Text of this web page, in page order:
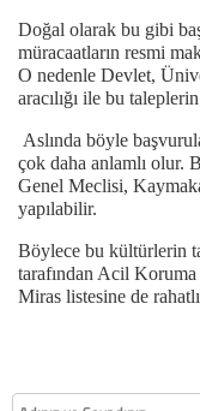
Doğal olarak bu gibi
müracaatların resmi
O nedenle Devlet,
aracılığı ile bu
Aslında böyle
çok daha anlamlı olur.
Genel Meclisi,
yapılabilir.
Böylece bu kültürlerin
tarafından Acil
Miras listesine de